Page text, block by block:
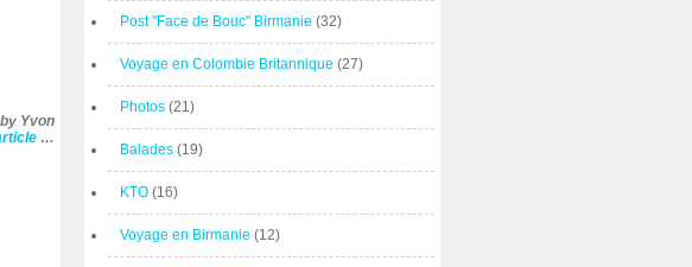
Yvon
…
Post "Face de Bouc" Birmanie (32)
Voyage en Colombie Britannique (27)
Photos (21)
Balades (19)
KTO (16)
Voyage en Birmanie (12)